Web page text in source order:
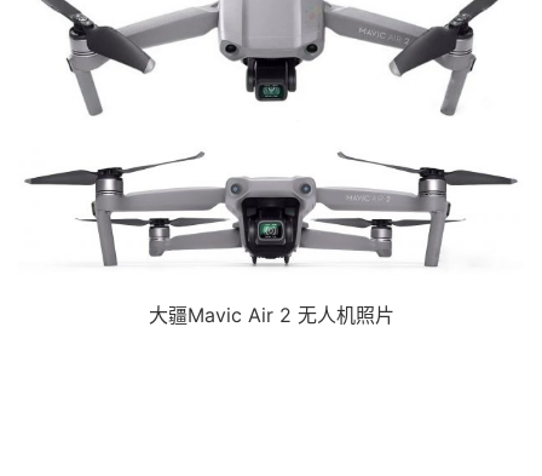
大疆Mavic Air 2 无人机照片